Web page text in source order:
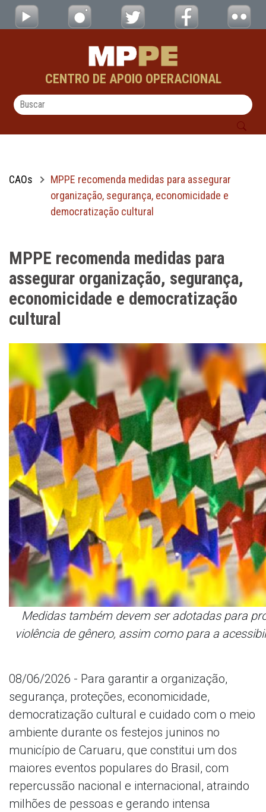
Pular para o Conteúdo principal
MPPE recomenda medidas para
CENTRO DE APOIO OPERACIONAL
CAOs
MPPE recomenda medidas para assegurar
organização, segurança, economicidade e
democratização cultural
MPPE recomenda medidas para
assegurar organização, segurança,
economicidade e democratização
cultural
Medidas também devem ser adotadas para
violência de gênero, assim como para a
08/06/2026 - Para garantir a organização,
segurança, proteções, economicidade,
democratização cultural e cuidado com o meio
ambiente durante os festejos juninos no
município de Caruaru, que constitui um dos
maiores eventos populares do Brasil, com
repercussão nacional e internacional, atraindo
milhões de pessoas e gerando intensa